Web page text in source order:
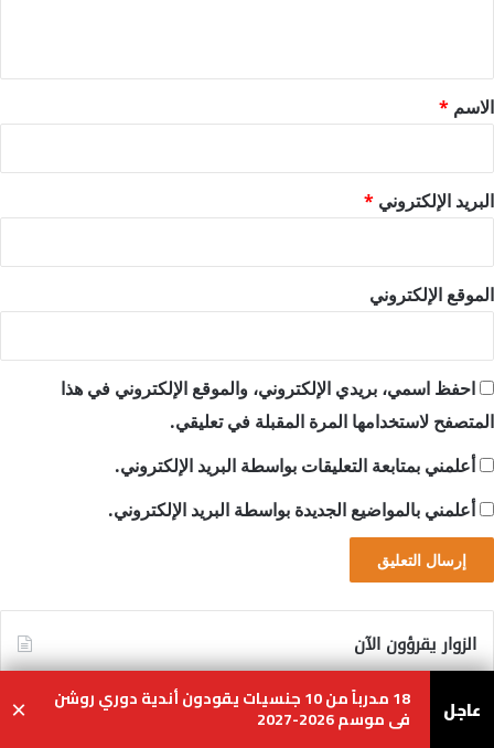
*
الاسم *
البريد الإلكتروني *
الموقع الإلكتروني
احفظ اسمي، بريدي الإلكتروني، والموقع الإلكتروني في هذا
المتصفح لاستخدامها المرة المقبلة في تعليقي.
أعلمني بمتابعة التعليقات بواسطة البريد الإلكتروني.
أعلمني بالمواضيع الجديدة بواسطة البريد الإلكتروني.
الزوار يقرؤون الآن
Art Basel Qatar يكشف عن تنسيق عادل
جديد للنسخة الافتتاحية
عاجل 18 مدرباً من 10 جنسيات يقودون أندية دوري روشن
في موسم 2026-2027 ×